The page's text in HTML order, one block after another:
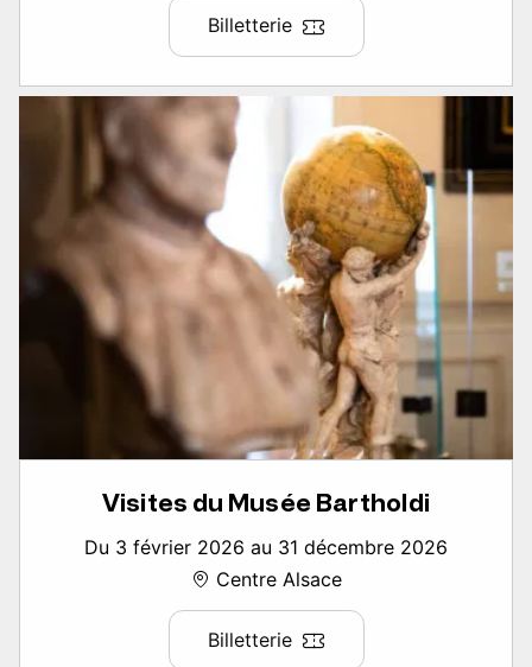
Billetterie
Visites du Musée Bartholdi
Du 3 février 2026 au 31 décembre 2026
Centre Alsace
Billetterie